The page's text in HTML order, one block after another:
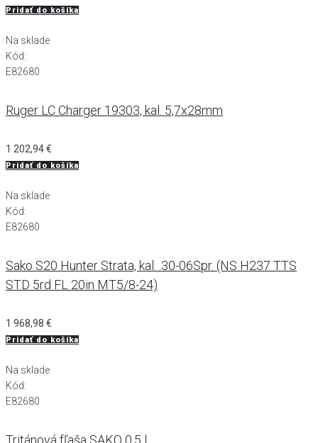
Pridať do košíka
Na sklade
Kód:
E82680
Ruger LC Charger 19303, kal. 5,7x28mm
1 202,94€
Pridať do košíka
Na sklade
Kód:
E82680
Sako S20 Hunter Strata, kal. .30-06Spr. (NS H237 TTS
STD 5rd FL 20in MT5/8-24)
1 968,98 €
Pridať do košíka
Na sklade
Kód:
E82680
Tritánová fľaša SAKO 0,5 l